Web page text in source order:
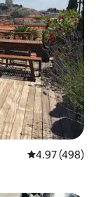
평점 4.97점(5
4.97 (498)